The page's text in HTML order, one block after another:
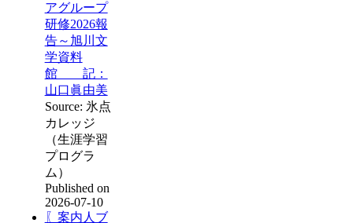
アグループ
研修2026報
告～旭川文
学資料
館 記：
山口眞由美
Source: 氷点
カレッジ
（生涯学習
プログラ
ム）
Published on
2026-07-10
〖案内人ブ